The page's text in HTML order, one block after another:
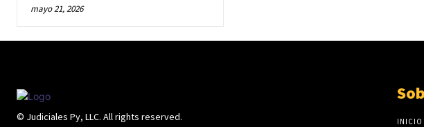
mayo 21, 2026
© Judiciales Py, LLC. All rights reserved.
INICIO